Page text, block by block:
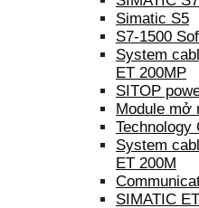
Simatic S5
S7-1500
System
ET 200MP
SITOP
Module mở
Technology
System
ET 200M
SIMATIC